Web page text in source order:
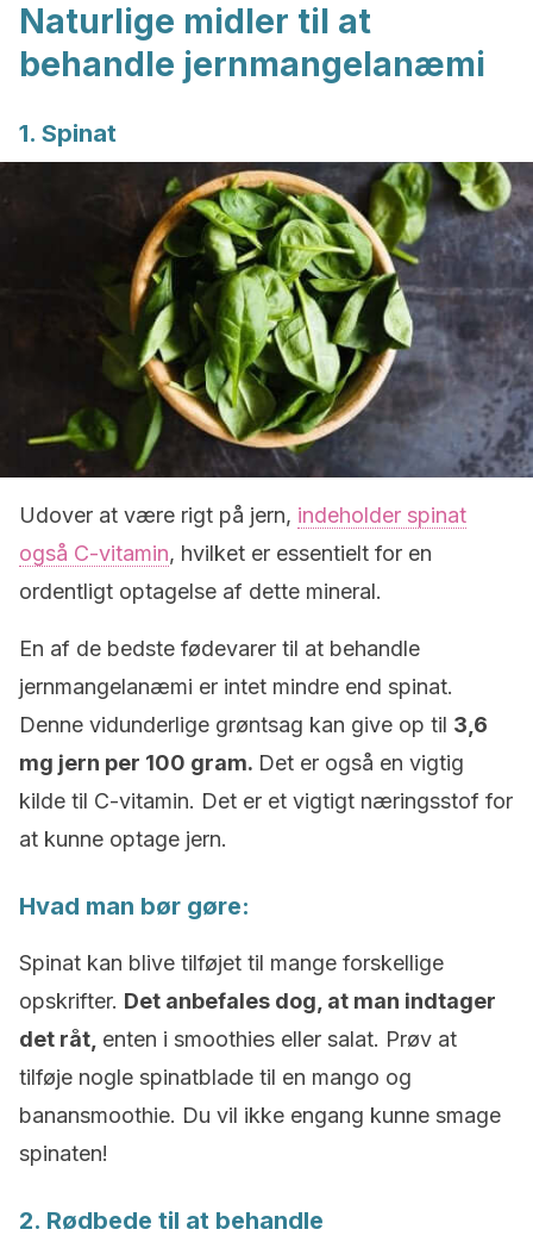
Naturlige midler til at
behandle jernmangelanæmi
1. Spinat
Udover at være rigt på jern, indeholder spinat
også C-vitamin, hvilket er essentielt for en
ordentligt optagelse af dette mineral.
En af de bedste fødevarer til at behandle
jernmangelanæmi er intet mindre end spinat.
Denne vidunderlige grøntsag kan give op til 3,6
mg jern per 100 gram. Det er også en vigtig
kilde til C-vitamin. Det er et vigtigt næringsstof for
at kunne optage jern.
Hvad man bør gøre:
Spinat kan blive tilføjet til mange forskellige
opskrifter. Det anbefales dog, at man indtager
det råt, enten i smoothies eller salat. Prøv at
tilføje nogle spinatblade til en mango og
banansmoothie. Du vil ikke engang kunne smage
spinaten!
2. Rødbede til at behandle